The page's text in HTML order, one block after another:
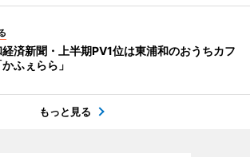
済新聞・上半期PV1位は東浦和のおうちカフ
ふぇらら」
もっと見る